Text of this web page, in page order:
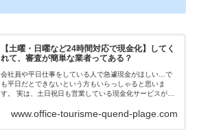
【土曜・日曜など24時間対応で現金化】してく
れて、審査が簡単な業者ってある？
会社員や平日仕事をしている人で急遽現金がほしい…で
も平日だとできないという方もいらっしゃると思いま
す。 実は、土日祝日も営業している現金化サービスがあ
し、審査が簡単な業者について解説します。...
www.office-tourisme-quend-plage.com